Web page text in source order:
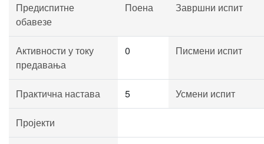
Предиспитне
обавезе
Поена Завршни испит
Активности у току
предавања
0 Писмени испит
Практична настава 5 Усмени испит
Пројекти